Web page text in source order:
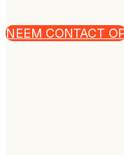
NEEM CONTACT